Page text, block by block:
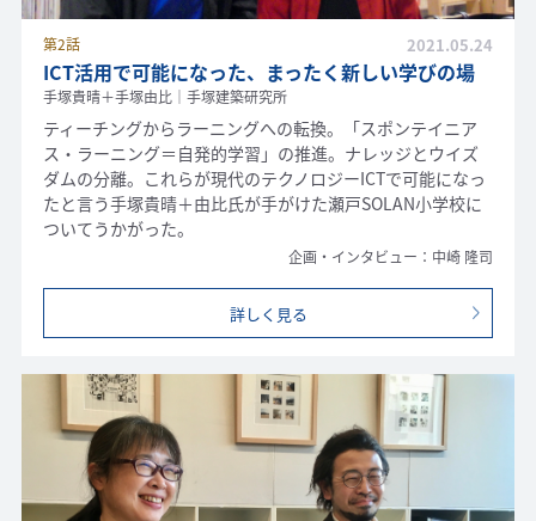
第2話
ICT活用で可能になった、まったく新しい学びの場
手塚貴晴＋手塚由比｜手塚建築研究所
2021.05.24
ティーチングからラーニングへの転換。「スポンテイニア
ス・ラーニング＝自発的学習」の推進。ナレッジとウイズ
ダムの分離。これらが現代のテクノロジーICTで可能になっ
たと言う手塚貴晴＋由比氏が手がけた瀬戸SOLAN小学校に
ついてうかがった。
企画・インタビュー：中崎 隆司
詳しく見る